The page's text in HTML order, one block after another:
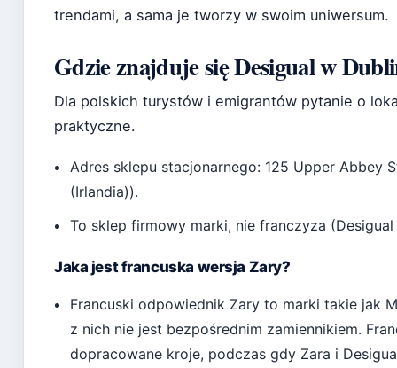
trendami, a sama je tworzy w swoim uniwersum.
Gdzie znajduje się Desigual w
Dla polskich turystów i emigrantów pytanie o
praktyczne.
Adres sklepu stacjonarnego: 125 Upper Abbey
(Irlandia)).
To sklep firmowy marki, nie franczyza
Jaka jest francuska wersja Zary?
Francuski odpowiednik Zary to marki takie jak
z nich nie jest bezpośrednim zamiennikiem.
dopracowane kroje, podczas gdy Zara i